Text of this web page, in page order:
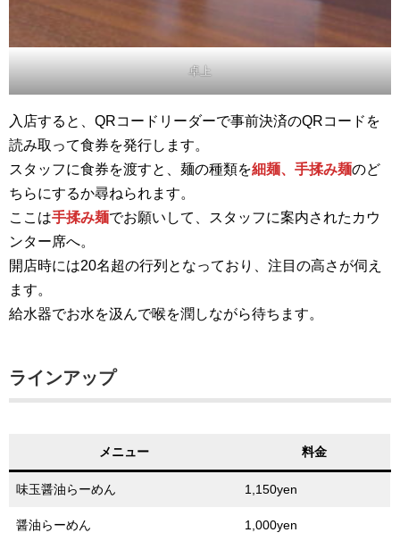
卓上
入店すると、QRコードリーダーで事前決済のQRコードを
読み取って食券を発行します。
スタッフに食券を渡すと、麺の種類を細麺、手揉み麺のど
ちらにするか尋ねられます。
ここは手揉み麺でお願いして、スタッフに案内されたカウ
ンター席へ。
開店時には20名超の行列となっており、注目の高さが伺え
ます。
給水器でお水を汲んで喉を潤しながら待ちます。
ラインアップ
メニュー 料金
味玉醤油らーめん 1,150yen
醤油らーめん 1,000yen